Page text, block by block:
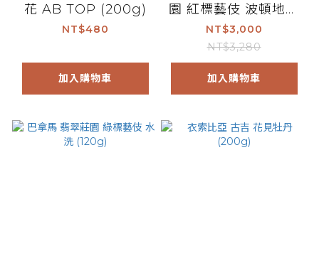
花 AB TOP (200g)
NT$480
加入購物車
園 紅標藝伎 波頓地塊
(120g)
NT$3,000
NT$3,280
加入購物車